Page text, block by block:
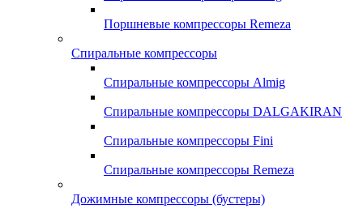
Поршневые компрессоры Remeza
Спиральные компрессоры
Спиральные компрессоры Almig
Спиральные компрессоры DALGAKIRAN
Спиральные компрессоры Fini
Спиральные компрессоры Remeza
Дожимные компрессоры (бустеры)